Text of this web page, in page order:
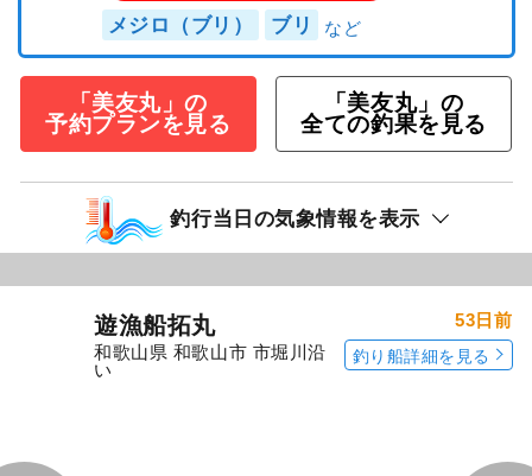
メジロ（ブリ） ブリ
「美友丸」の
予約プランを見る
「美友丸」の
全ての釣果を見る
釣行当日の気象情報を表示
遊漁船拓丸
和歌山県 和歌山市 市堀川沿
い
53日前
釣り船詳細を見る